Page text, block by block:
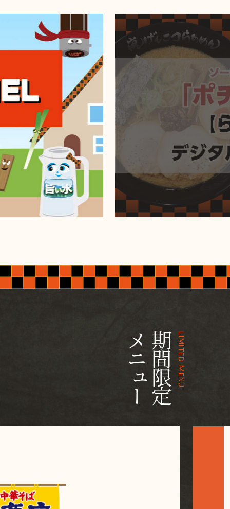
LIMITED MENU
期間限定
メニュー